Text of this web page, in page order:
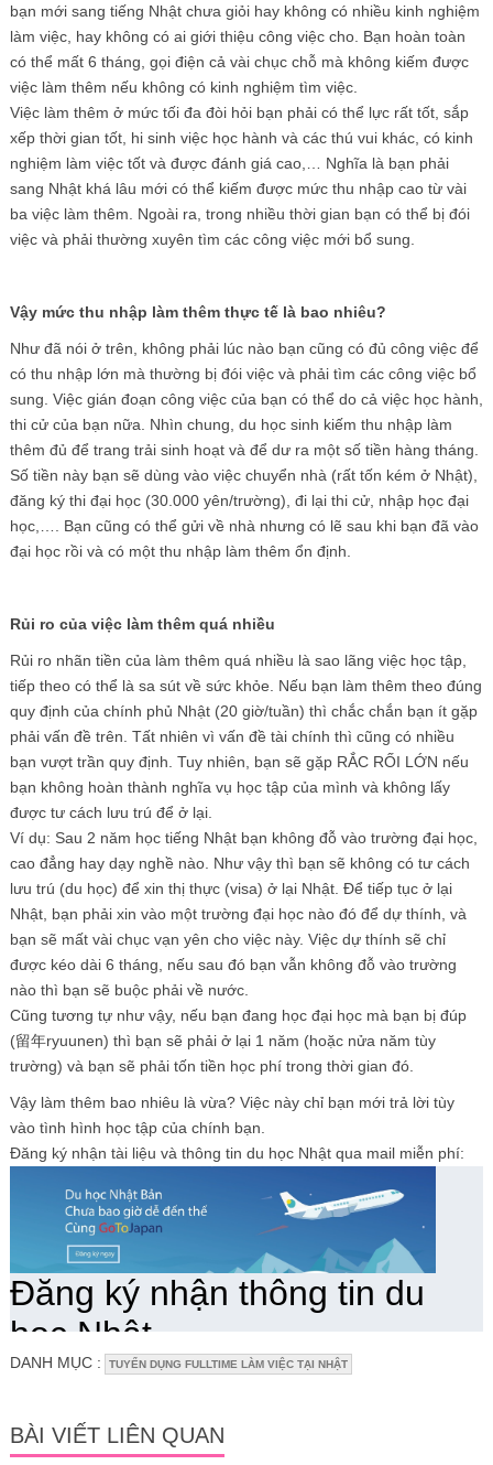
bạn mới sang tiếng Nhật chưa giỏi hay không có nhiều kinh nghiệm
làm việc, hay không có ai giới thiệu công việc cho. Bạn hoàn toàn
có thể mất 6 tháng, gọi điện cả vài chục chỗ mà không kiếm được
việc làm thêm nếu không có kinh nghiệm tìm việc.
Việc làm thêm ở mức tối đa đòi hỏi bạn phải có thể lực rất tốt, sắp
xếp thời gian tốt, hi sinh việc học hành và các thú vui khác, có kinh
nghiệm làm việc tốt và được đánh giá cao,… Nghĩa là bạn phải
sang Nhật khá lâu mới có thể kiếm được mức thu nhập cao từ vài
ba việc làm thêm. Ngoài ra, trong nhiều thời gian bạn có thể bị đói
việc và phải thường xuyên tìm các công việc mới bổ sung.
Vậy mức thu nhập làm thêm thực tế là bao nhiêu?
Như đã nói ở trên, không phải lúc nào bạn cũng có đủ công việc để
có thu nhập lớn mà thường bị đói việc và phải tìm các công việc bổ
sung. Việc gián đoạn công việc của bạn có thể do cả việc học hành,
thi cử của bạn nữa. Nhìn chung, du học sinh kiếm thu nhập làm
thêm đủ để trang trải sinh hoạt và để dư ra một số tiền hàng tháng.
Số tiền này bạn sẽ dùng vào việc chuyển nhà (rất tốn kém ở Nhật),
đăng ký thi đại học (30.000 yên/trường), đi lại thi cử, nhập học đại
học,…. Bạn cũng có thể gửi về nhà nhưng có lẽ sau khi bạn đã vào
đại học rồi và có một thu nhập làm thêm ổn định.
Rủi ro của việc làm thêm quá nhiều
Rủi ro nhãn tiền của làm thêm quá nhiều là sao lãng việc học tập,
tiếp theo có thể là sa sút về sức khỏe. Nếu bạn làm thêm theo đúng
quy định của chính phủ Nhật (20 giờ/tuần) thì chắc chắn bạn ít gặp
phải vấn đề trên. Tất nhiên vì vấn đề tài chính thì cũng có nhiều
bạn vượt trần quy định. Tuy nhiên, bạn sẽ gặp RẮC RỐI LỚN nếu
bạn không hoàn thành nghĩa vụ học tập của mình và không lấy
được tư cách lưu trú để ở lại.
Ví dụ: Sau 2 năm học tiếng Nhật bạn không đỗ vào trường đại học,
cao đẳng hay dạy nghề nào. Như vậy thì bạn sẽ không có tư cách
lưu trú (du học) để xin thị thực (visa) ở lại Nhật. Để tiếp tục ở lại
Nhật, bạn phải xin vào một trường đại học nào đó để dự thính, và
bạn sẽ mất vài chục vạn yên cho việc này. Việc dự thính sẽ chỉ
được kéo dài 6 tháng, nếu sau đó bạn vẫn không đỗ vào trường
nào thì bạn sẽ buộc phải về nước.
Cũng tương tự như vậy, nếu bạn đang học đại học mà bạn bị đúp
(留年ryuunen) thì bạn sẽ phải ở lại 1 năm (hoặc nửa năm tùy
trường) và bạn sẽ phải tốn tiền học phí trong thời gian đó.
Vậy làm thêm bao nhiêu là vừa? Việc này chỉ bạn mới trả lời tùy
vào tình hình học tập của chính bạn.
Đăng ký nhận tài liệu và thông tin du học Nhật qua mail miễn phí:
DANH MỤC : TUYỂN DỤNG FULLTIME LÀM VIỆC TẠI NHẬT
BÀI VIẾT LIÊN QUAN